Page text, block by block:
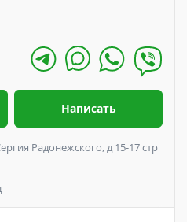
Написать
Радонежского, д 15-17 стр